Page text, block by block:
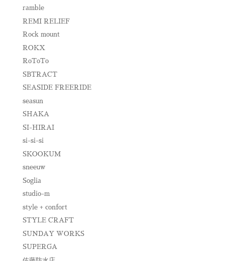
ramble
REMI RELIEF
Rock mount
ROKX
RoToTo
SBTRACT
SEASIDE FREERIDE
seasun
SHAKA
SI-HIRAI
si-si-si
SKOOKUM
sneeuw
Soglia
studio-m
style + confort
STYLE CRAFT
SUNDAY WORKS
SUPERGA